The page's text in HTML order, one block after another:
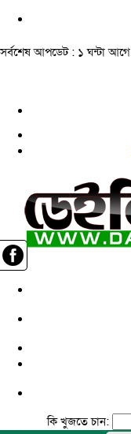
সর্বশেষ আপডেট : ১ ঘন্টা আগে
কি খুজতে চান: